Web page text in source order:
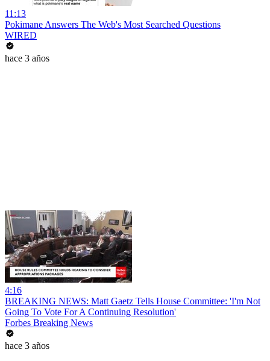
11:13
Pokimane Answers The Web's Most Searched Questions
WIRED
hace 3 años
4:16
BREAKING NEWS: Matt Gaetz Tells House Committee: 'I'm Not
Going To Vote For A Continuing Resolution'
Forbes Breaking News
hace 3 años